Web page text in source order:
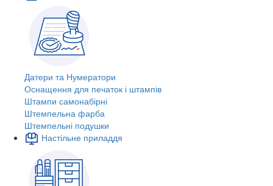
Датери та Нумератори
Оснащення для печаток і штампів
Штампи самонабірні
Штемпельна фарба
Штемпельні подушки
Настільне приладдя